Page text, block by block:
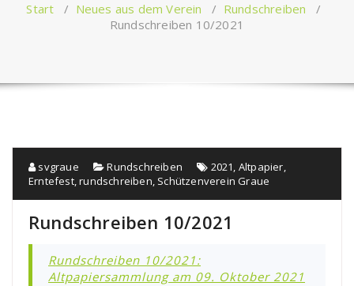
Start / Neues aus dem Verein / Rundschreiben /
Rundschreiben 10/2021
svgraue Rundschreiben 2021, Altpapier,
Erntefest,rundschreiben, Schützenverein Graue
Rundschreiben 10/2021
Rundschreiben 10/2021:
Altpapiersammlung am 09. Oktober 2021